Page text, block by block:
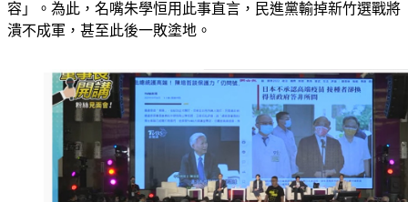
容」。為此，名嘴朱學恒用此事直言，民進黨輸掉新竹選戰將
潰不成軍，甚至此後一敗塗地。